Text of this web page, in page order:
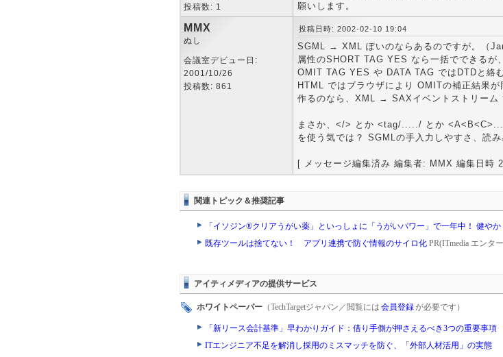
投稿数: 1
願いします。
MMX
ぬし
会議室デビュー日:
2001/10/26
投稿数: 861
投稿日時: 2002-02-10 19:04
SGML → XML ぽいのならあるのですが。（
属性のSHORT TAG YES なら一括でできるが、
OMIT TAG YES や DATA TAG ではDTDと絡
HTML ではブラウザにより OMITの補正結果が
作るのなら、XML → SAXイベントストリーム
まさか、</> とか <tag/...../ とか
を使う気では？ SGMLの手入力しやすさ、読
[ メッセージ編集済み 編集者: MMX 編集日時
関連トピック＆推奨記事
「イソジン®クリアうがい薬」といっしょに「うがいパワー」で一年中！ 健やか
既存ツールは捨てない！ アプリ連携で防ぐ情報のサイロ化 PR(ITmedia エンタ
アイティメディアの提供サービス
ホワイトペーパー （TechTargetジャパン／閲覧には 会員登録が必要です）
「新リース会計基準」早わかりガイド：借り手側が押さえるべき3つの重要事項
ITエンジニア不足を解消し採用のミスマッチを防ぐ、「外部人材活用」の実態